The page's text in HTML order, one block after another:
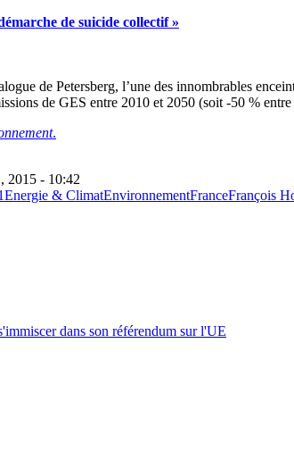
de suicide collectif »
de Petersberg, l’une des innombrables
de GES entre 2010 et 2050 (soit -50 %
.
2015 - 10:42
Energie & ClimatEnvironnementFranceFrançois
dans son référendum sur l'UE